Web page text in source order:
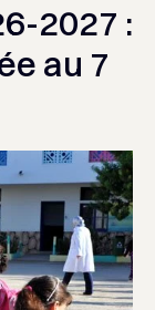
2027 :
au 7